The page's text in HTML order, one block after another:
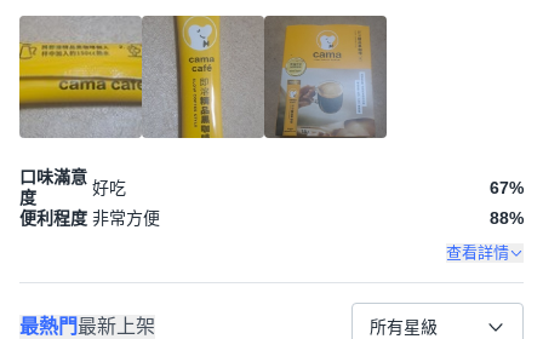
口味滿意
度
好吃 67%
便利程度 非常方便 88%
查看詳情
最熱門最新上架 所有星級